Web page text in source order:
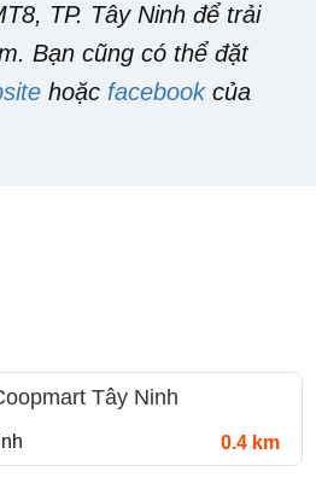
TP. Tây Ninh để trải
Bạn cũng có thể đặt
hoặc facebookcủa
Tây Ninh
0.4 km